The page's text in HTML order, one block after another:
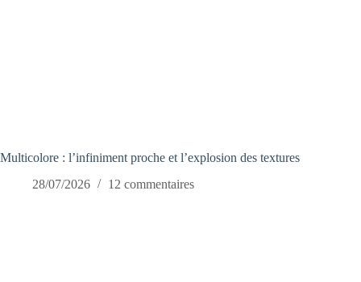
Multicolore : l’infiniment proche et l’explosion des textures
28/07/2026
12 commentaires